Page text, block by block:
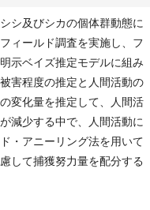
シ及びシカの個体群動態に
ィールド調査を実施し、フ
示ベイズ推定モデルに組み
害程度の推定と人間活動の
変化量を推定して、人間活
減少する中で、人間活動に
・アニーリング法を用いて
して捕獲努力量を配分する